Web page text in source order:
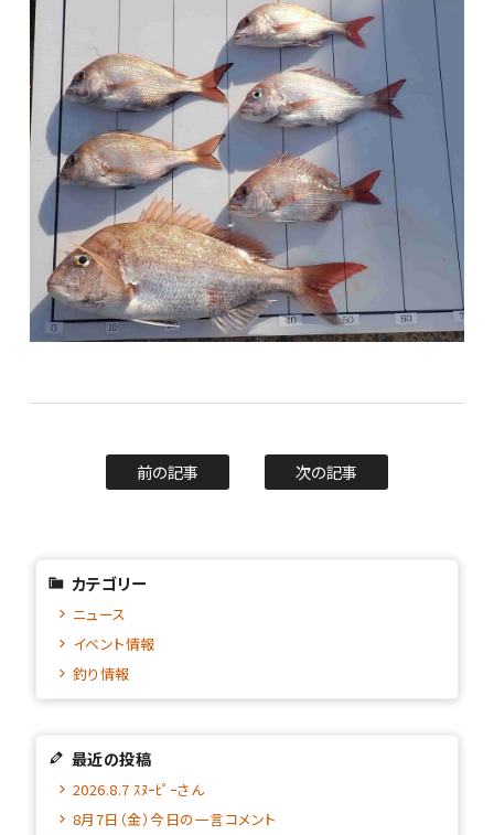
前の記事 次の記事
カテゴリー
ニュース
イベント情報
釣り情報
最近の投稿
2026.8.7 ｽﾇｰﾋﾟｰさん
8月7日（金）今日の一言コメント